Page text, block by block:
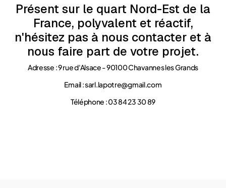
Présent sur le quart Nord-Est de la
France, polyvalent et réactif,
n'hésitez pas à nous contacter et à
nous faire part de votre projet.
Adresse : 9 rue d'Alsace - 90100 Chavannes les Grands
Email :sarl.lapotre@gmail.com
Téléphone : 03 84 23 30 89